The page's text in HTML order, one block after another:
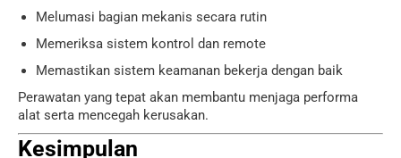
Melumasi bagian mekanis secara rutin
Memeriksa sistem kontrol dan remote
Memastikan sistem keamanan bekerja dengan baik
Perawatan yang tepat akan membantu menjaga performa
alat serta mencegah kerusakan.
Kesimpulan